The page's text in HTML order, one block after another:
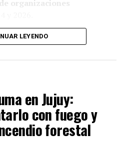
allanamientos contra
varios barrios
organizaciones
de un aumento
y cena):
en 2024 a
un incremento del106%
y merienda):
raciones a 2.883.504 en
LEYENDO
en Jujuy:
con fuego y
forestal